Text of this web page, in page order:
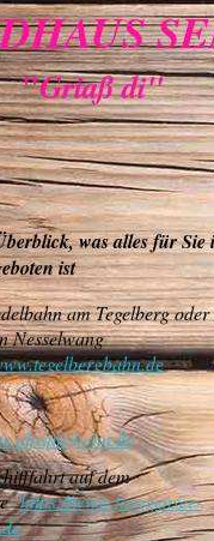
"Griaß di"
was alles für Sie
ist
am Tegelberg
in
auf dem
https://www.forggensee-